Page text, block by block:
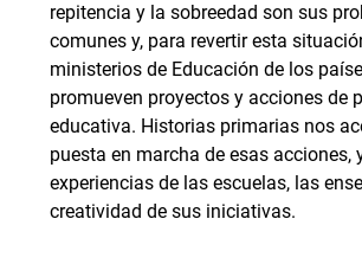
repitencia y la sobreedad son sus
comunes y, para revertir esta
ministerios de Educación de los
promueven proyectos y acciones de
educativa. Historias primarias nos
puesta en marcha de esas acciones,
experiencias de las escuelas, las
creatividad de sus iniciativas.